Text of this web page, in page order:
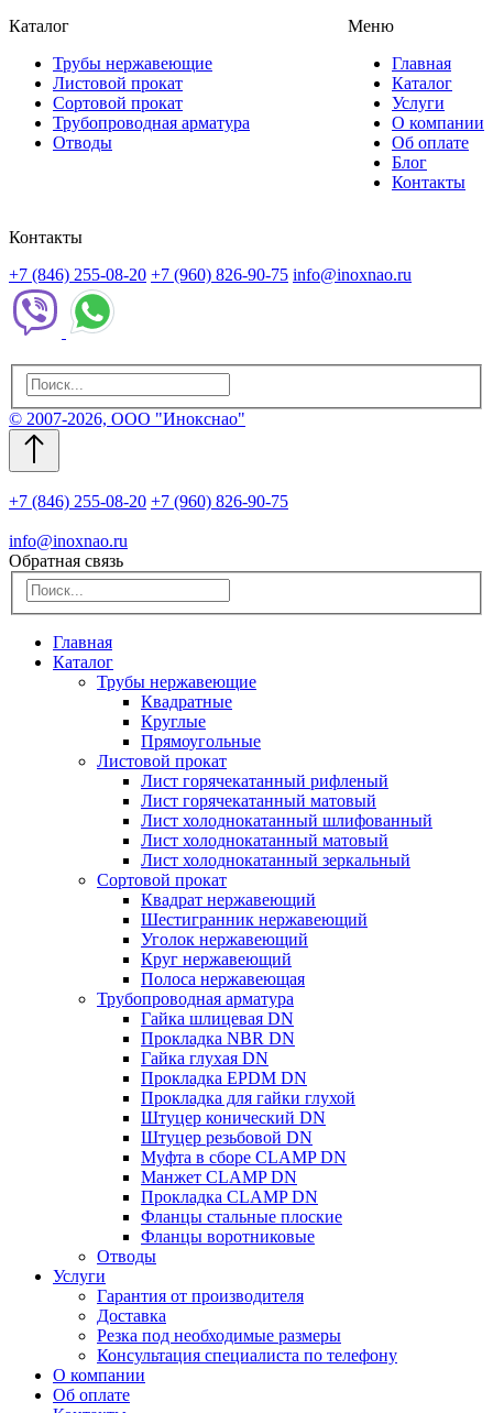
Каталог
Трубы нержавеющие
Листовой прокат
Сортовой прокат
Трубопроводная арматура
Отводы
Меню
Главная
Каталог
Услуги
О компании
Об оплате
Блог
Контакты
Контакты
+7 (846) 255-08-20 +7 (960) 826-90-75 info@inoxnao.ru
© 2007-2026, ООО "Инокснао"
+7 (846) 255-08-20 +7 (960) 826-90-75
info@inoxnao.ru
Обратная связь
Главная
Каталог
Трубы нержавеющие
Квадратные
Круглые
Прямоугольные
Листовой прокат
Лист горячекатанный рифленый
Лист горячекатанный матовый
Лист холоднокатанный шлифованный
Лист холоднокатанный матовый
Лист холоднокатанный зеркальный
Сортовой прокат
Квадрат нержавеющий
Шестигранник нержавеющий
Уголок нержавеющий
Круг нержавеющий
Полоса нержавеющая
Трубопроводная арматура
Гайка шлицевая DN
Прокладка NBR DN
Гайка глухая DN
Прокладка EPDM DN
Прокладка для гайки глухой
Штуцер конический DN
Штуцер резьбовой DN
Муфта в сборе CLAMP DN
Манжет CLAMP DN
Прокладка CLAMP DN
Фланцы стальные плоские
Фланцы воротниковые
Отводы
Услуги
Гарантия от производителя
Доставка
Резка под необходимые размеры
Консультация специалиста по телефону
О компании
Об оплате